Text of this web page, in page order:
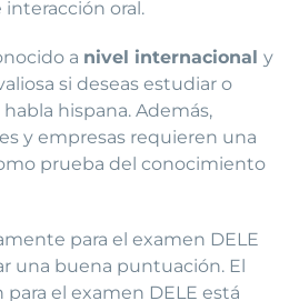
interacción oral.
a nivel internacional y
si deseas estudiar o
hispana. Además,
y empresas requieren una
prueba del conocimiento
para el examen DELE
una buena puntuación. El
el examen DELE está